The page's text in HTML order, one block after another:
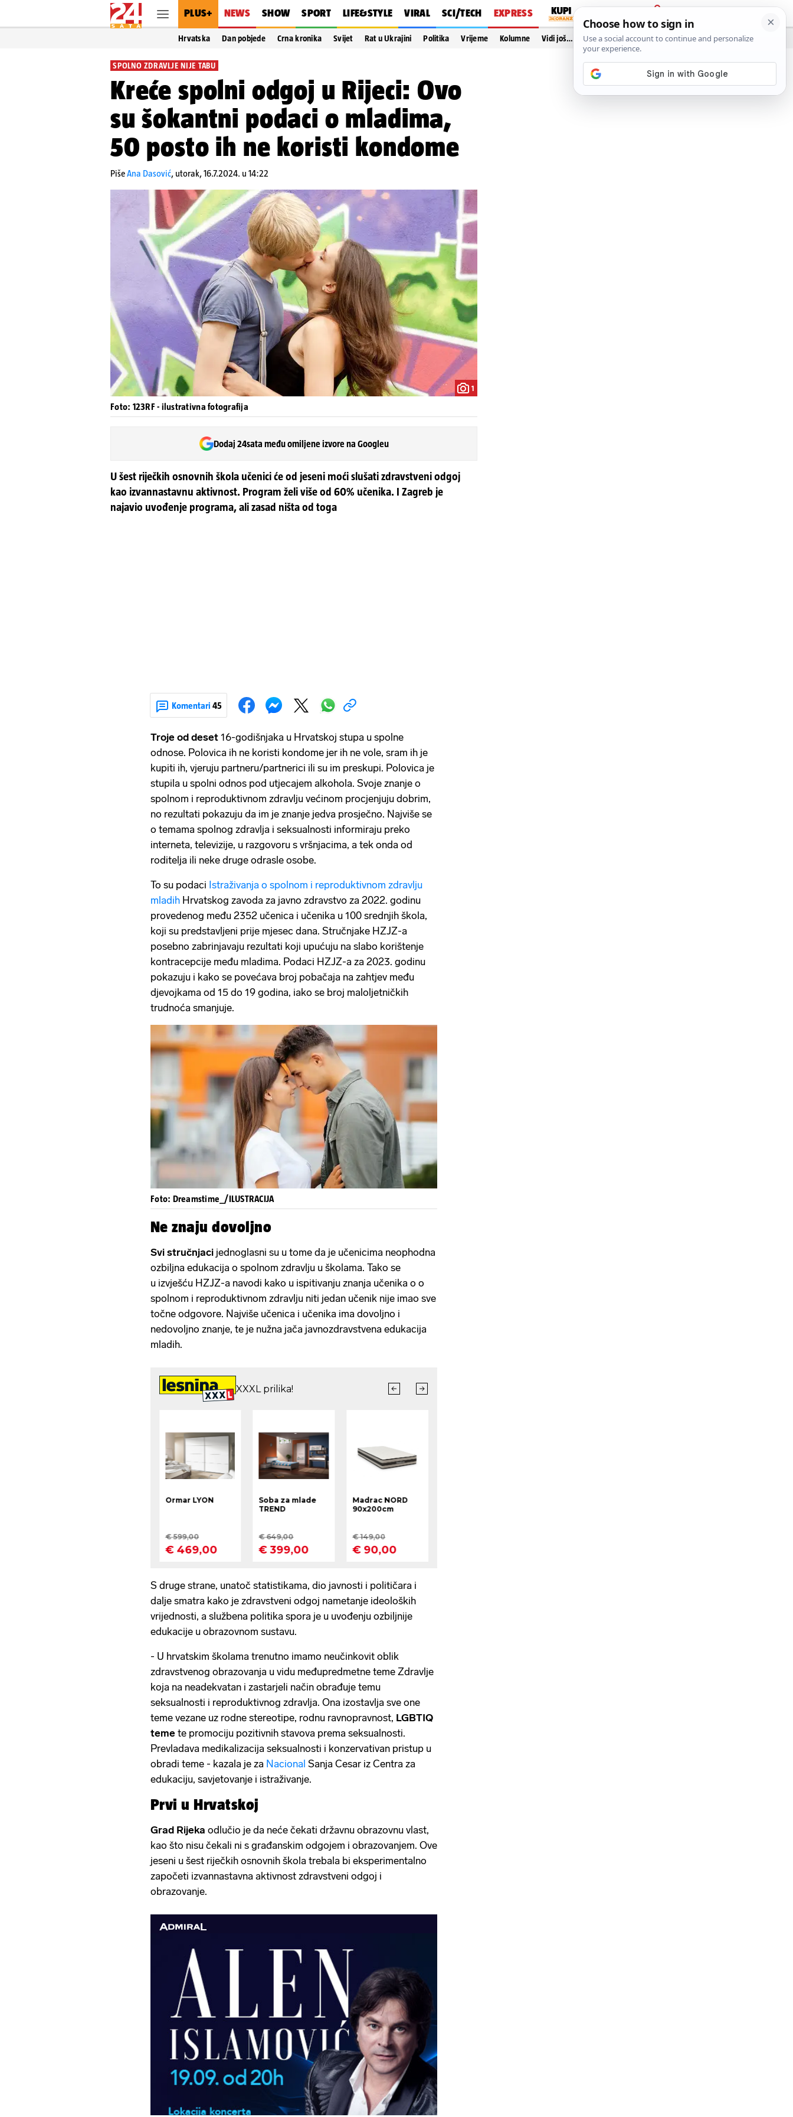
PLUS+ NEWS SHOW SPORT LIFE&STYLE VIRAL SCI/TECH EXPRESS
PRIJAVA
Hrvatska Dan pobjede Crna kronika Svijet Rat u Ukrajini Politika Vrijeme Kolumne Vidi još…
SPOLNO ZDRAVLJE NIJE TABU
Kreće spolni odgoj u Rijeci: Ovo
su šokantni podaci o mladima,
50 posto ih ne koristi kondome
PišeAna Dasović, utorak, 16.7.2024. u 14:22
1
Foto: 123RF - ilustrativna fotografija
Dodaj 24sata među omiljene izvore na Googleu
U šest riječkih osnovnih škola učenici će od jeseni moći slušati zdravstveni odgoj
kao izvannastavnu aktivnost. Program želi više od 60% učenika. I Zagreb je
najavio uvođenje programa, ali zasad ništa od toga
Komentari 45
Troje od deset 16-godišnjaka u Hrvatskoj stupa u spolne
odnose. Polovica ih ne koristi kondome jer ih ne vole, sram ih je
kupiti ih, vjeruju partneru/partnerici ili su im preskupi. Polovica je
stupila u spolni odnos pod utjecajem alkohola. Svoje znanje o
spolnom i reproduktivnom zdravlju većinom procjenjuju dobrim,
no rezultati pokazuju da im je znanje jedva prosječno. Najviše se
o temama spolnog zdravlja i seksualnosti informiraju preko
interneta, televizije, u razgovoru s vršnjacima, a tek onda od
roditelja ili neke druge odrasle osobe.
To su podaci Istraživanja o spolnom i reproduktivnom zdravlju
mladih Hrvatskog zavoda za javno zdravstvo za 2022. godinu
provedenog među 2352 učenica i učenika u 100 srednjih škola,
koji su predstavljeni prije mjesec dana. Stručnjake HZJZ-a
posebno zabrinjavaju rezultati koji upućuju na slabo korištenje
kontracepcije među mladima. Podaci HZJZ-a za 2023. godinu
pokazuju i kako se povećava broj pobačaja na zahtjev među
djevojkama od 15 do 19 godina, iako se broj maloljetničkih
trudnoća smanjuje.
Foto: Dreamstime_/ILUSTRACIJA
Ne znaju dovoljno
Svi stručnjaci jednoglasni su u tome da je učenicima neophodna
ozbiljna edukacija o spolnom zdravlju u školama. Tako se
u izvješću HZJZ-a navodi kako u ispitivanju znanja učenika o o
spolnom i reproduktivnom zdravlju niti jedan učenik nije imao sve
točne odgovore. Najviše učenica i učenika ima dovoljno i
nedovoljno znanje, te je nužna jača javnozdravstvena edukacija
mladih.
S druge strane, unatoč statistikama, dio javnosti i političara i
dalje smatra kako je zdravstveni odgoj nametanje ideoloških
vrijednosti, a službena politika spora je u uvođenju ozbiljnije
edukacije u obrazovnom sustavu.
- U hrvatskim školama trenutno imamo neučinkovit oblik
zdravstvenog obrazovanja u vidu međupredmetne teme Zdravlje
koja na neadekvatan i zastarjeli način obrađuje temu
seksualnosti i reproduktivnog zdravlja. Ona izostavlja sve one
teme vezane uz rodne stereotipe, rodnu ravnopravnost, LGBTIQ
teme te promociju pozitivnih stavova prema seksualnosti.
Prevladava medikalizacija seksualnosti i konzervativan pristup u
obradi teme - kazala je za Nacional Sanja Cesar iz Centra za
edukaciju, savjetovanje i istraživanje.
Prvi u Hrvatskoj
Grad Rijeka odlučio je da neće čekati državnu obrazovnu vlast,
kao što nisu čekali ni s građanskim odgojem i obrazovanjem. Ove
jeseni u šest riječkih osnovnih škola trebala bi eksperimentalno
započeti izvannastavna aktivnost zdravstveni odgoj i
obrazovanje.